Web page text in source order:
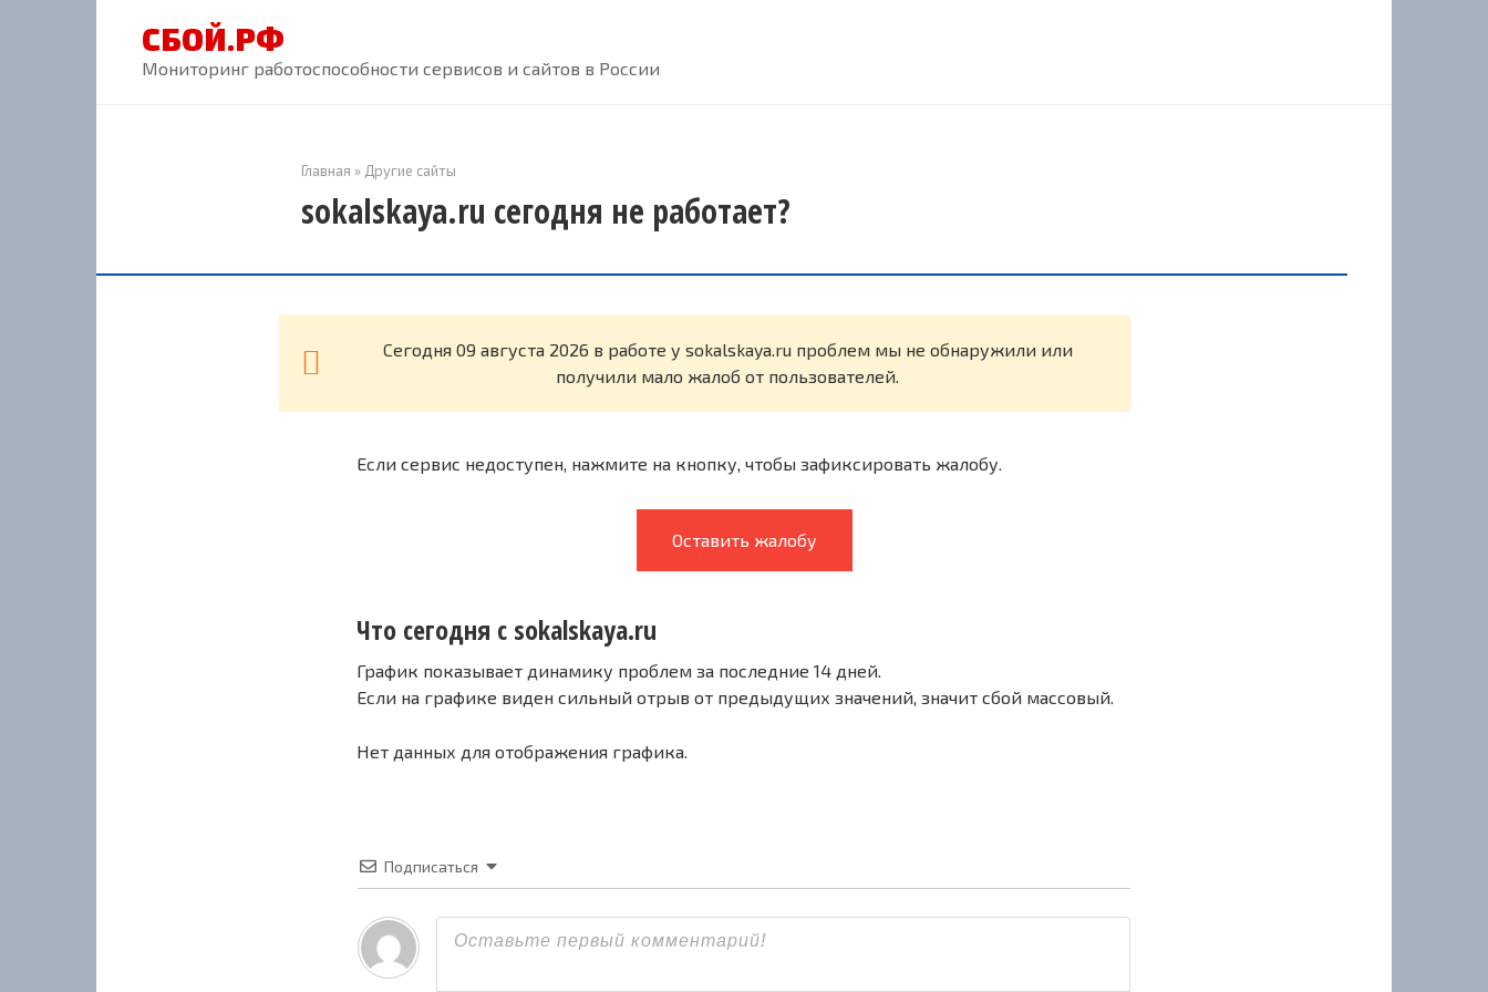
СБОЙ.РФ
Мониторинг работоспособности сервисов и сайтов в России
Главная » Другие сайты
sokalskaya.ru сегодня не работает?
Cегодня 09 августа 2026 в работе у sokalskaya.ru проблем мы не обнаружили или
получили мало жалоб от пользователей.
Если сервис недоступен, нажмите на кнопку, чтобы зафиксировать жалобу.
Оставить жалобу
Что сегодня с sokalskaya.ru
График показывает динамику проблем за последние 14 дней.
Если на графике виден сильный отрыв от предыдущих значений, значит сбой массовый.
Нет данных для отображения графика.
Подписаться